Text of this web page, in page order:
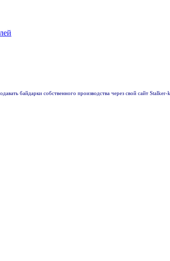
байдарки собственного производства через свой сайт